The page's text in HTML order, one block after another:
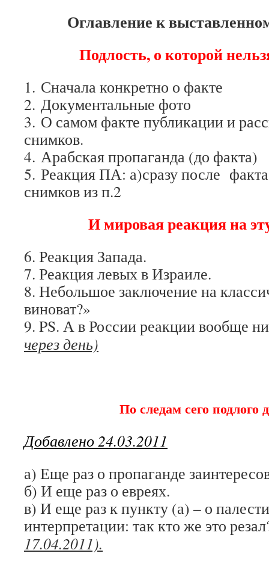
Оглавление к
Подлость, о которой
1. Сначала конкретно о факте
2. Документальные фото
3. О самом факте публикации и
снимков.
4. Арабская пропаганда (до факта)
5. Реакция ПА: а)сразу после
снимков из п.2
И мировая реакция на
6. Реакция Запада.
7. Реакция левых в Израиле.
8. Небольшое заключение на
виноват?»
9. PS. А в России реакции вообще
через день)
По следам сего подлого
Добавлено 24.03.2011
а) Еще раз о пропаганде
б) И еще раз о евреях.
в) И еще раз к пункту (а) – о
интерпретации: так кто же это
17.04.2011).